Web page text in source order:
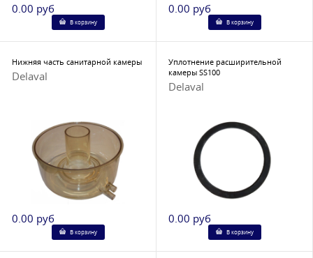
0.00 руб
В корзину
0.00 руб
В корзину
Нижняя часть санитарной камеры
Delaval
0.00 руб
В корзину
Уплотнение расширительной
камеры SS100
Delaval
0.00 руб
В корзину